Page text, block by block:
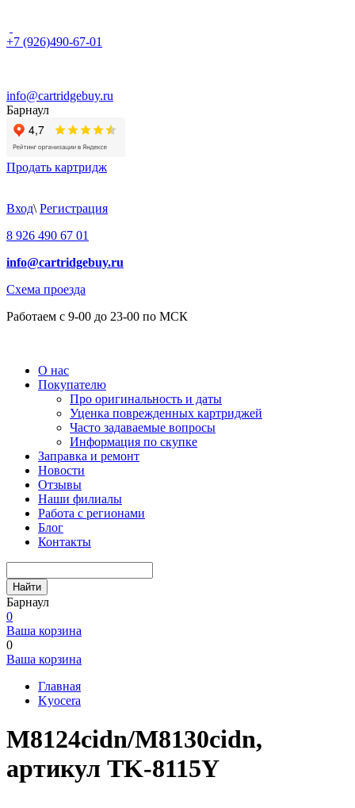
+7 (926)490-67-01
info@cartridgebuy.ru
Барнаул
Продать картридж
Вход\ Регистрация
8 926 490 67 01
info@cartridgebuy.ru
Схема проезда
Работаем с 9-00 до 23-00 по МСК
О нас
Покупателю
Про оригинальность и даты
Уценка поврежденных картриджей
Часто задаваемые вопросы
Информация по скупке
Заправка и ремонт
Новости
Отзывы
Наши филиалы
Работа с регионами
Блог
Контакты
Найти
Барнаул
0
Ваша корзина
0
Ваша корзина
Главная
Kyocera
M8124cidn/M8130cidn,
артикул TK-8115Y